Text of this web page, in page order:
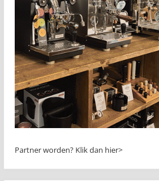
Partner worden? Klik dan hier>